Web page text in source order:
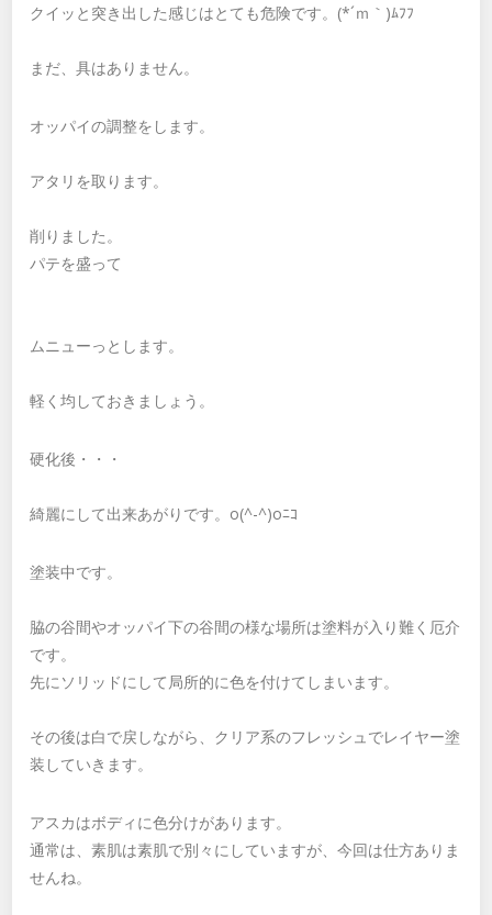
クイッと突き出した感じはとても危険です。(*´ｍ｀)ﾑﾌﾌ
まだ、具はありません。
オッパイの調整をします。
アタリを取ります。
削りました。
パテを盛って
ムニューっとします。
軽く均しておきましょう。
硬化後・・・
綺麗にして出来あがりです。o(^-^)oﾆｺ
塗装中です。
脇の谷間やオッパイ下の谷間の様な場所は塗料が入り難く厄介
です。
先にソリッドにして局所的に色を付けてしまいます。
その後は白で戻しながら、クリア系のフレッシュでレイヤー塗
装していきます。
アスカはボディに色分けがあります。
通常は、素肌は素肌で別々にしていますが、今回は仕方ありま
せんね。